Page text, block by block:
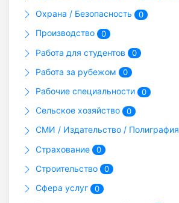
Охрана / Безопасность 0
Производство 0
Работа для студентов 0
Работа за рубежом 0
Рабочие специальности 0
Сельское хозяйство 0
СМИ / Издательство / Полиграфия
Страхование 0
Строительство 0
Сфера услуг 0